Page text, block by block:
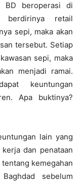
BD beroperasi di
berdirinya retail
sepi, maka akan
tersebut. Setiap
sepi, maka
menjadi ramai.
keuntungan
Apa buktinya?
lain yang
dan penataan
kemegahan
sebelum